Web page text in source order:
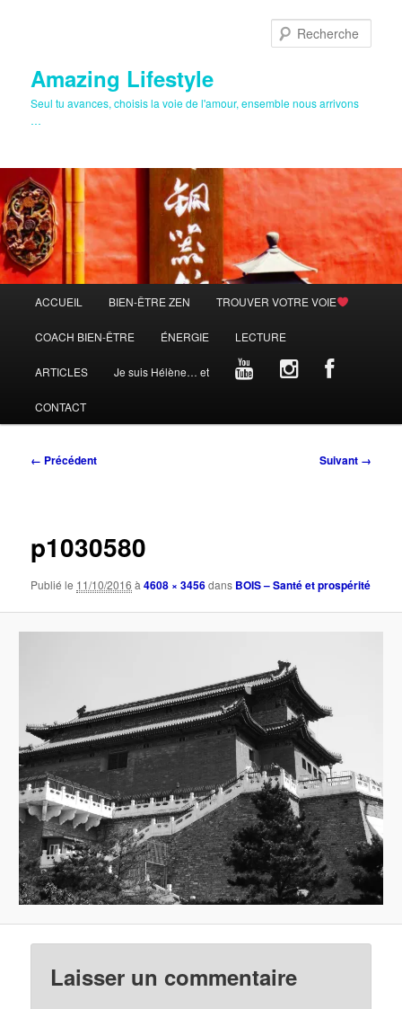
Amazing Lifestyle
Seul tu avances, choisis la voie de l'amour, ensemble nous arrivons
…
principal
ACCUEIL BIEN-ÊTRE ZEN TROUVER VOTRE VOIE
COACH BIEN-ÊTRE ÉNERGIE LECTURE
ARTICLES Je suis Hélène… et
CONTACT
Navigation
← Précédent Suivant →
p1030580
Publié le 11/10/2016 à4608 × 3456dans BOIS – Santé et prospérité
Laisser un commentaire